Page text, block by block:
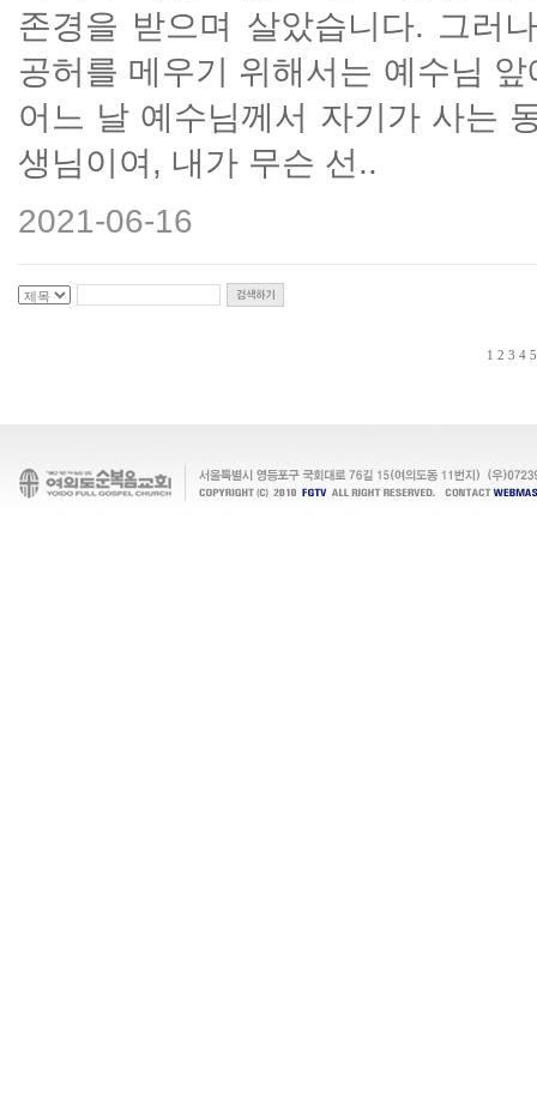
존경을 받으며 살았습니다. 그러
공허를 메우기 위해서는 예수님
어느 날 예수님께서 자기가 사는
생님이여, 내가 무슨 선..
2021-06-16
1 2 3 4 5